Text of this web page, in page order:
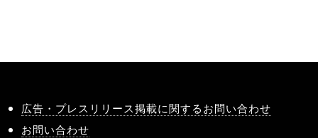
広告・プレスリリース掲載に関するお問い合わせ
お問い合わせ